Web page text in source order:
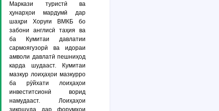
Маркази туристӣ ва
ҳунарҳои мардумӣ дар
шаҳри Хоруғи ВМКБ бо
забони англисӣ таҳия ва
ба Кумитаи давлатии
сармоягузорӣ ва идораи
амволи давлатӣ пешниҳод
карда шудааст. Кумитаи
мазкур лоиҳаҳои мазкурро
ба рӯйхати лоиҳаҳои
инвеститсионӣ ворид
намудааст. Лоиҳаҳои
зикршуда дар форумҳои